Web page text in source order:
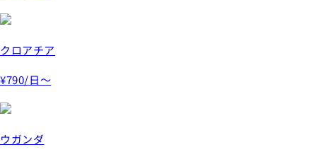
クロアチア
¥790/日～
ウガンダ